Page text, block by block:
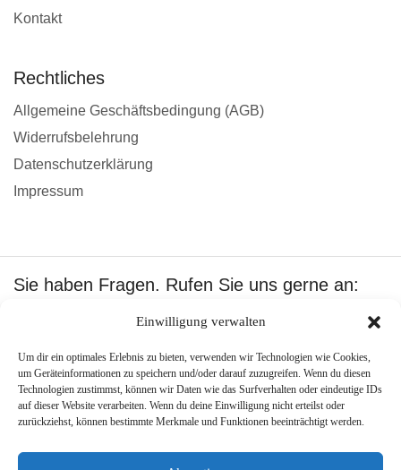
Einwilligung verwalten
Um dir ein optimales Erlebnis zu bieten, verwenden wir Technologien wie Cookies,
um Geräteinformationen zu speichern und/oder darauf zuzugreifen. Wenn du diesen
Technologien zustimmst, können wir Daten wie das Surfverhalten oder eindeutige IDs
auf dieser Website verarbeiten. Wenn du deine Einwilligung nicht erteilst oder
zurückziehst, können bestimmte Merkmale und Funktionen beeinträchtigt werden.
Kontakt
Rechtliches
Allgemeine Geschäftsbedingung (AGB)
Widerrufsbelehrung
Datenschutzerklärung
Impressum
Sie haben Fragen. Rufen Sie uns gerne an:
+49 1601512402
Wir akzeptieren:
Copyright ©Best Pool Shop.Created by –PJone OMS